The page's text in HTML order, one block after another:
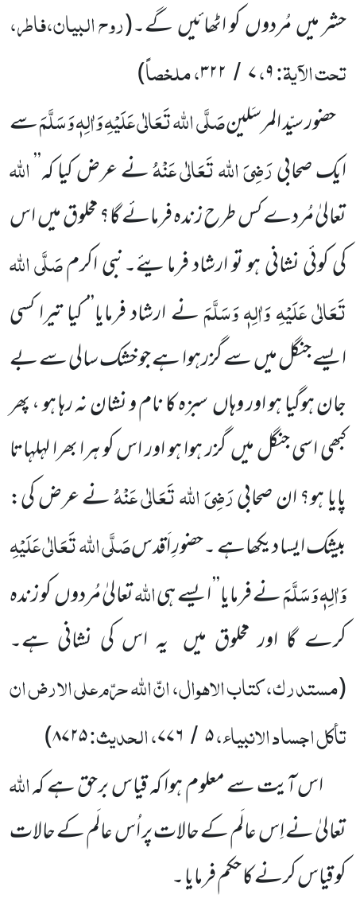
حشر میںمُردوںکو اٹھائیںگے۔(روح البیان،فاطر،
تحت الآیۃ:۹،۷ / ۳۲۲، ملخصاً)
حضور سیّد المرسَلینصَلَّی اللہ تَعَالٰی عَلَیْہِ وَاٰلِہٖ وَسَلَّمَسے
ایک صحابیرَضِیَ اللہ تَعَالٰی عَنْہُنے عرض کیا کہ’’اللہ
تعالیٰمُردے کس طرح زندہ فرمائے گا؟مخلوق میںاس
کی کوئی نشانی ہو تو ارشاد فرمایئے۔نبی اکرمصَلَّی اللہ
تَعَالٰی عَلَیْہِ وَاٰلِہٖ وَسَلَّمَنے ارشاد فرمایا’’ کیا تیرا کسی
ایسے جنگل میںسے گزرہوا ہے جو خشک سالی سے بے
جان ہوگیا ہو اور وہاںسبزہ کا نام و نشان نہ رہا ہو ، پھر
کبھی اسی جنگل میںگزر ہوا ہو اور اس کو ہرا بھرا لہلہاتا
پایا ہو؟ ان صحابیرَضِیَ اللہ تَعَالٰی عَنْہُنے عرض کی:
بیشکایسا دیکھاہے ۔حضورِ اَقدسصَلَّی اللہتَعَالٰی عَلَیْہِ
وَاٰلِہٖ وَسَلَّمَنے فرمایا’’ ایسے ہیاللہتعالیٰ مُردوںکو زندہ
کرے گا اور مخلوق میں یہ اس کی نشانی ہے۔
(مستدرک، کتاب الاہوال، انّ اللّٰہ حرّم علی الارض ان
تأکل اجساد الانبیاء،۵ / ۷۷۶، الحدیث:۸۷۲۵)
اس آیت سے معلوم ہوا کہ قیاس برحق ہے کہاللہ
تعالیٰ نے اِس عالَم کے حالات پر اُس عالَم کے حالات
کوقیاس کرنے کا حکم فرمایا ۔